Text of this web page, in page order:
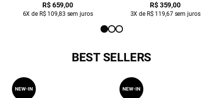
R$ 659,00
6X de R$ 109,83 sem juros
R$ 359,00
3X de R$ 119,67 sem juros
BEST SELLERS
NEW-IN NEW-IN